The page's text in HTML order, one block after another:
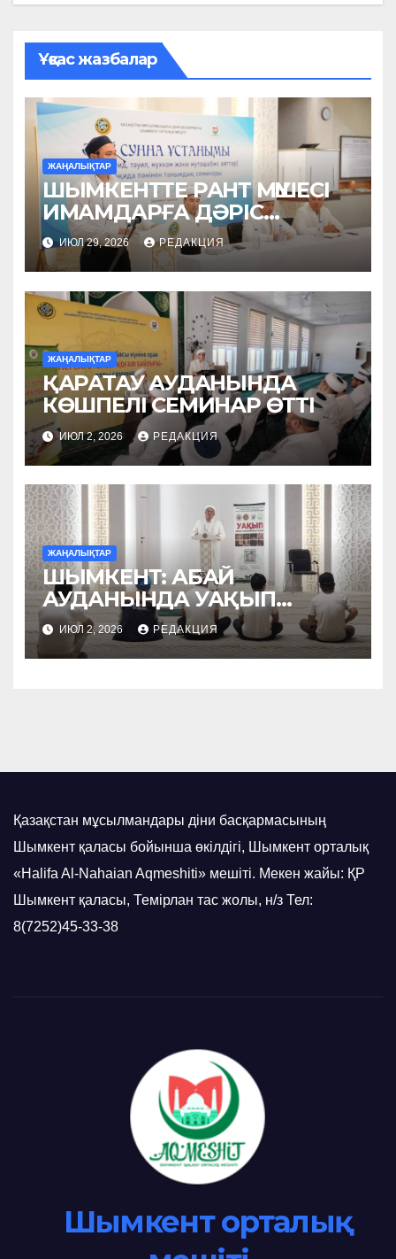
Ұқсас жазбалар
ЖАҢАЛЫҚТАР
ШЫМКЕНТТЕ РАНТ МҮШЕСІ
ИМАМДАРҒА ДӘРІС
ОҚЫДЫ
ИЮЛ 29, 2026 РЕДАКЦИЯ
ЖАҢАЛЫҚТАР
ҚАРАТАУ АУДАНЫНДА
КӨШПЕЛІ СЕМИНАР ӨТТІ
ИЮЛ 2, 2026 РЕДАКЦИЯ
ЖАҢАЛЫҚТАР
ШЫМКЕНТ: АБАЙ
АУДАНЫНДА УАҚЫП
НАСИХАТТАЛДЫ
ИЮЛ 2, 2026 РЕДАКЦИЯ
Қазақстан мұсылмандары діни басқармасының
Шымкент қаласы бойынша өкілдігі, Шымкент орталық
«Halifa Al-Nahaian Aqmeshiti» мешіті. Мекен жайы: ҚР
Шымкент қаласы, Темірлан тас жолы, н/з Тел:
8(7252)45-33-38
Шымкент орталық